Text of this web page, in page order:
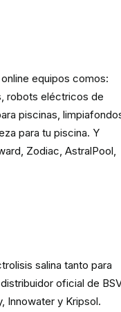
equipos comos:
robots eléctricos de
piscinas,
para tu piscina. Y
Zodiac, AstralPool,
salina tanto para
oficial de
Innowater y Kripsol.